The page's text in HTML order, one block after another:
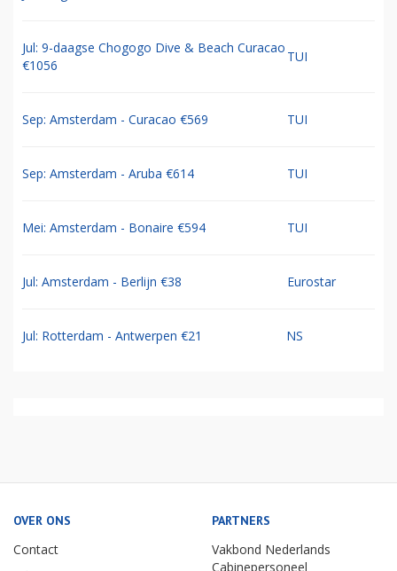
Jul: 9-daagse Chogogo Dive & Beach Curacao
€1056
TUI
Sep: Amsterdam - Curacao €569 TUI
Sep: Amsterdam - Aruba €614 TUI
Mei: Amsterdam - Bonaire €594 TUI
Jul: Amsterdam - Berlijn €38 Eurostar
Jul: Rotterdam - Antwerpen €21 NS
OVER ONS
Contact
PARTNERS
Vakbond Nederlands
Cabinepersoneel